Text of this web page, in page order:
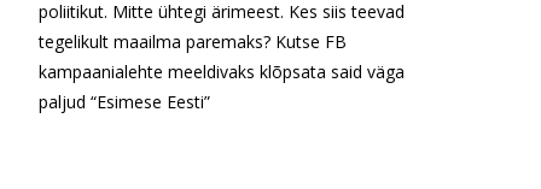
poliitikut. Mitte ühtegi ärimeest. Kes siis teevad
tegelikult maailma paremaks? Kutse FB
kampaanialehte meeldivaks klõpsata said väga
paljud “Esimese Eesti”